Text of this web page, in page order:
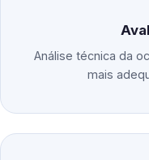
Análise técnica da
mais